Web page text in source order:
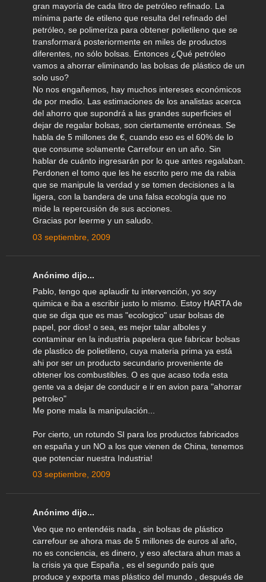
gran mayoría de cada litro de petróleo refinado. La
mínima parte de etileno que resulta del refinado del
petróleo, se polimeriza para obtener polietileno que se
transformará posteriormente en miles de productos
diferentes, no sólo bolsas. Entonces ¿Qué petróleo
vamos a ahorrar eliminando las bolsas de plástico de un
solo uso?
No nos engañemos, hay muchos intereses económicos
de por medio. Las estimaciones de los analistas acerca
del ahorro que supondrá a las grandes superficies el
dejar de regalar bolsas, son ciertamente erróneas. Se
habla de 5 millones de €, cuando eso es el 60% de lo
que consume solamente Carrefour en un año. Sin
hablar de cuánto ingresarán por lo que antes regalaban.
Perdonen el tomo que les he escrito pero me da rabia
que se manipule la verdad y se tomen decisiones a la
ligera, con la bandera de una falsa ecología que no
mide la repercusión de sus acciones.
Gracias por leerme y un saludo.
03 septiembre, 2009
Anónimo dijo...
Pablo, tengo que aplaudir tu intervención, yo soy
quimica e iba a escribir justo lo mismo. Estoy HARTA de
que se diga que es mas "ecologico" usar bolsas de
papel, por dios! o sea, es mejor talar alboles y
contaminar en la industria papelera que fabricar bolsas
de plastico de polietileno, cuya materia prima ya está
ahi por ser un producto secundario proveniente de
obtener los combustibles. O es que acaso toda esta
gente va a dejar de conducir e ir en avion para "ahorrar
petroleo"
Me pone mala la manipulación...
Por cierto, un rotundo SI para los productos fabricados
en españa y un NO a los que vienen de China, tenemos
que potenciar nuestra Industria!
03 septiembre, 2009
Anónimo dijo...
Veo que no entendéis nada , sin bolsas de plástico
carrefour se ahora mas de 5 millones de euros al año,
no es conciencia, es dinero, y eso afectara ahun mas a
la crisis ya que España , es el segundo país que
produce y exporta mas plástico del mundo , después de